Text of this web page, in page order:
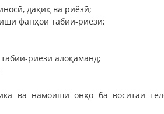
дақиқ ва риёзӣ;
фанҳои табиӣ-риёзӣ;
риёзӣ алоқаманд;
ва намоиши онҳо ба воситаи